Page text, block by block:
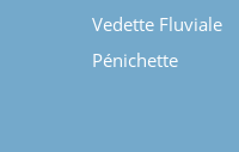
Vedette Fluviale
Pénichette